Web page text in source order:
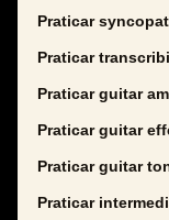
Praticar
Praticar
Praticar guitar
Praticar guitar
Praticar guitar
Praticar